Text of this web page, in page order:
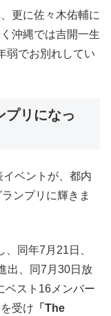
更に佐々木佑輔に
沖縄では吉開一生
弱でお別れしてい
プリになっ
ベントが、都内
ンプリに輝きま
同年7月21日、
出、同7月30日放
ベスト16メンバー
受け 「The